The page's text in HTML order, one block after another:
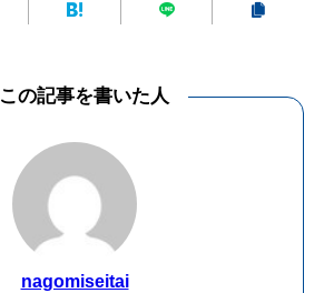
この記事を書いた人
nagomiseitai